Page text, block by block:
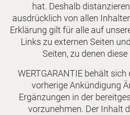
hat. Deshalb
ausdrücklich von allen
Erklärung gilt für alle auf
Links zu externen Seiten
Seiten, zu denen
WERTGARANTIE behält
vorherige Ankündigung
Ergänzungen in der
vorzunehmen. Der Inhalt